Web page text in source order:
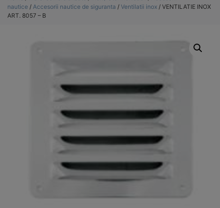
nautice / Accesorii nautice de siguranta / Ventilatii inox / VENTILATIE INOX
ART. 8057 – B